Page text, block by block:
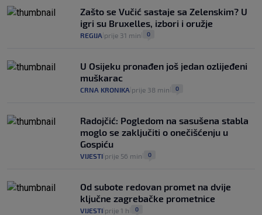
junaci naših priča budu oni koji pomažu,
a ne oni koji su pobijedili nekoga"
VIJESTI 2
Zašto se Vučić sastaje sa Zelenskim? U
igri su Bruxelles, izbori i oružje
REGIJA prije 31 min 0
U Osijeku pronađen još jedan ozlijeđeni
muškarac
CRNA KRONIKA prije 38 min 0
Radojčić: Pogledom na sasušena stabla
moglo se zaključiti o onečišćenju u
Gospiću
VIJESTI prije 56 min 0
Od subote redovan promet na dvije
ključne zagrebačke prometnice
VIJESTI prije 1 h 0